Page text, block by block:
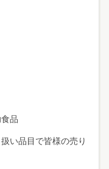
品
い品目で皆様の売り